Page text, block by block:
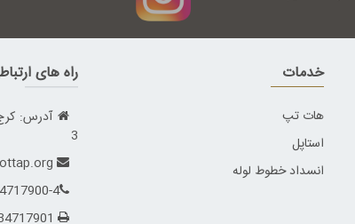
خدمات
هات تپ
استاپل
انسداد خطوط لوله
راه های
3
4